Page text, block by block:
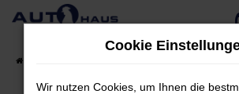
Zum
Cookie
Wir nutzen Cookies, um Ihnen die